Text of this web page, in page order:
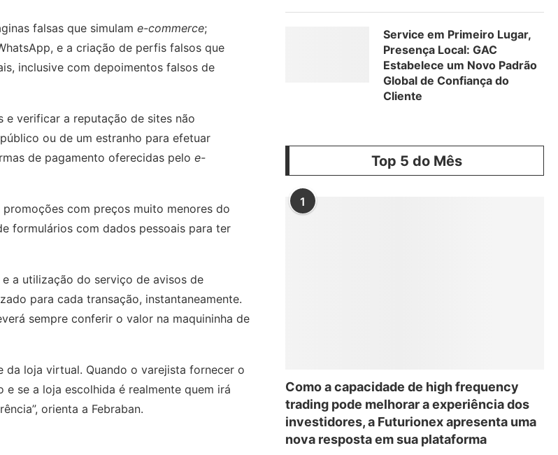
falsas que simulam e-commerce;
e a criação de perfis falsos que
inclusive com depoimentos falsos de
e verificar a reputação de sites não
ou de um estranho para efetuar
de pagamento oferecidas pelo e-
com preços muito menores do
formulários com dados pessoais para ter
a utilização do serviço de avisos de
para cada transação, instantaneamente.
sempre conferir o valor na maquininha de
da loja virtual. Quando o varejista fornecer o
se a loja escolhida é realmente quem irá
orienta a Febraban.
Service em Primeiro Lugar,
Presença Local: GAC
Estabelece um Novo Padrão
Global de Confiança do
Cliente
Top 5 do Mês
1
Como a capacidade de high frequency
trading pode melhorar a experiência dos
investidores, a Futurionex apresenta uma
nova resposta em sua plataforma